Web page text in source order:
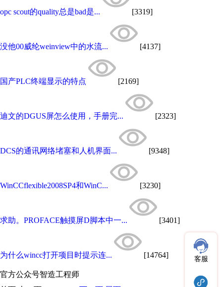
opc scout的quality总是bad是... [3319]
没他00威纶weinview中的水流... [4137]
国产PLC终端显示的特点 [2169]
迪文的DGUS屏怎么使用，手册完... [2323]
DCS的通讯网络堵塞和人机界面... [9348]
WinCCflexible2008SP4和WinC... [3230]
求助。PROFACE触摸屏D脚本中一... [3401]
为什么wincc打开项目时提示连... [14764]
官方公众号智造工程师
客服